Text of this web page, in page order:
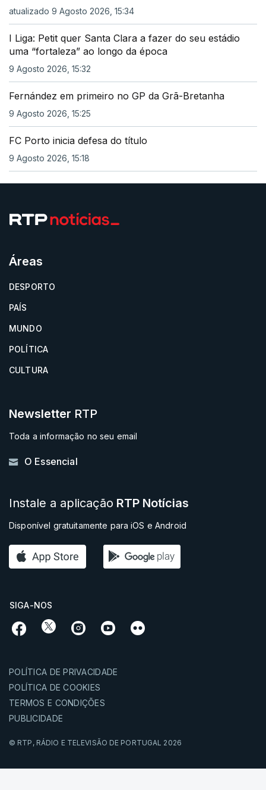
atualizado 9 Agosto 2026, 15:34
I Liga: Petit quer Santa Clara a fazer do seu estádio
uma “fortaleza” ao longo da época
9 Agosto 2026, 15:32
Fernández em primeiro no GP da Grã-Bretanha
9 Agosto 2026, 15:25
FC Porto inicia defesa do título
9 Agosto 2026, 15:18
Áreas
DESPORTO
PAÍS
MUNDO
POLÍTICA
CULTURA
Newsletter RTP
Toda a informação no seu email
O Essencial
Instale a aplicação RTP Notícias
Disponível gratuitamente para iOS e Android
SIGA-NOS
POLÍTICA DE PRIVACIDADE
POLÍTICA DE COOKIES
TERMOS E CONDIÇÕES
PUBLICIDADE
© RTP, RÁDIO E TELEVISÃO DE PORTUGAL 2026